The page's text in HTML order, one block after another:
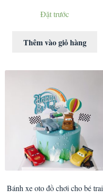
Đặt trước
Thêm vào giỏ hàng
Bánh xe oto đồ chơi cho bé trai